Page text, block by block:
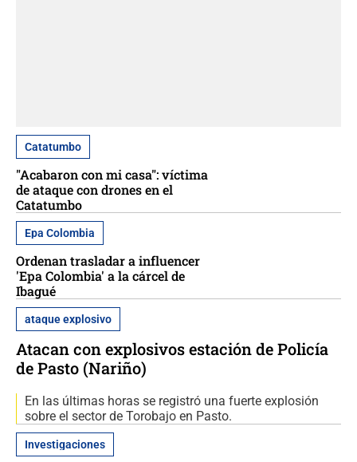
Catatumbo
"Acabaron con mi casa": víctima
de ataque con drones en el
Catatumbo
Epa Colombia
Ordenan trasladar a influencer
'Epa Colombia' a la cárcel de
Ibagué
ataque explosivo
Atacan con explosivos estación de Policía
de Pasto (Nariño)
En las últimas horas se registró una fuerte explosión
sobre el sector de Torobajo en Pasto.
Investigaciones